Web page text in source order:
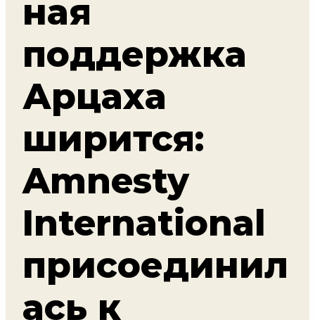
ная
поддержка
Арцаха
ширится:
Amnesty
International
присоединил
ась к